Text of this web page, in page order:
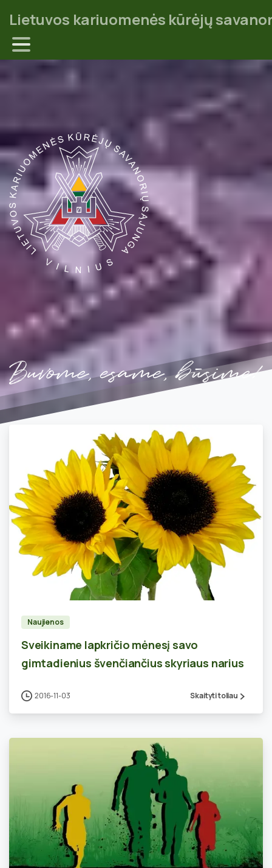
Lietuvos kariuomenės kūrėjų
Naujienos
Sveikiname lapkričio mėnesį savo
gimtadienius švenčiančius skyriaus narius
2016-11-03 Skaityti toliau